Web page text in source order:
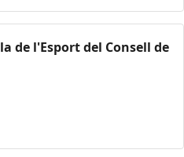
de l'Esport del Consell de